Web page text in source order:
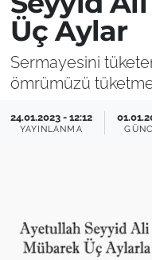
Üç Aylar
Sermayesini
ömrümüzü
24.01.2023 - 12:12
YAYINLANMA